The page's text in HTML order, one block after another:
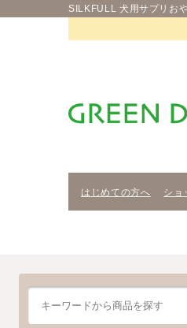
SILKFULL 犬用サプリお
はじめての方へ ショ